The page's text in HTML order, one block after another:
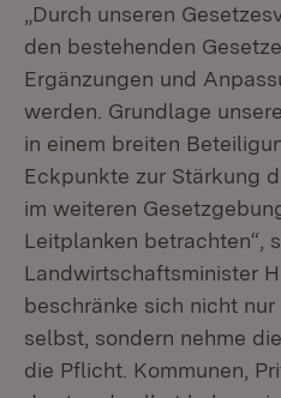
„Durch unseren
den bestehenden
Ergänzungen und
werden. Grundlage
in einem breiten
Eckpunkte zur Stärkung
im weiteren
Leitplanken betrachten“,
Landwirtschaftsminister
beschränke sich nicht
selbst, sondern nehme
die Pflicht. Kommunen,